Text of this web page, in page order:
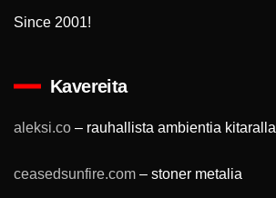
Since 2001!
Kavereita
aleksi.co – rauhallista ambientia kitaralla
ceasedsunfire.com – stoner metalia